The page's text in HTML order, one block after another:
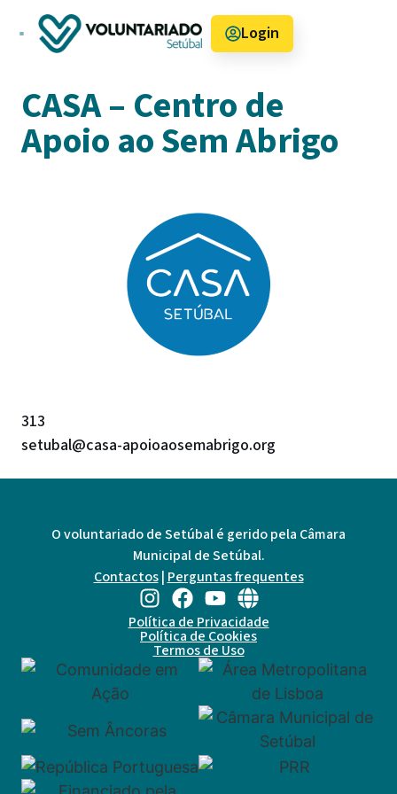
Login
CASA – Centro de
Apoio ao Sem Abrigo
313
setubal@casa-apoioaosemabrigo.org
O voluntariado de Setúbal é gerido pela Câmara
Municipal de Setúbal.
Contactos| Perguntas frequentes
Política de Privacidade
Política de Cookies
Termos de Uso